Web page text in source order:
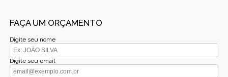
FAÇA UM ORÇAMENTO
Digite seu nome
Digite seu email